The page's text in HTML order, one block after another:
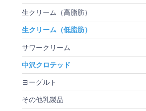
生クリーム（高脂肪）
生クリーム（低脂肪）
サワークリーム
中沢クロテッド
ヨーグルト
その他乳製品